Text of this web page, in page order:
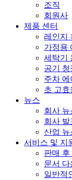
조직
회원사
제품 센터
레인지
가정용
세탁기
공기 청
주차 에
초 고효
뉴스
회사 뉴
회사 발
산업 뉴
서비스 및 지
판매 후
문서 다
일반적